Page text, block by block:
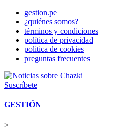
gestion.pe
¿quiénes somos?
términos y condiciones
política de privacidad
politica de cookies
preguntas frecuentes
Suscríbete
GESTIÓN
>